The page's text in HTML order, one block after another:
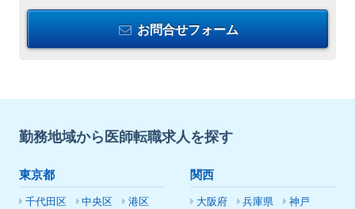
お問合せフォーム
勤務地域から医師転職求人を探す
東京都
千代田区 中央区
港区
関西
大阪府 兵庫県
神戸